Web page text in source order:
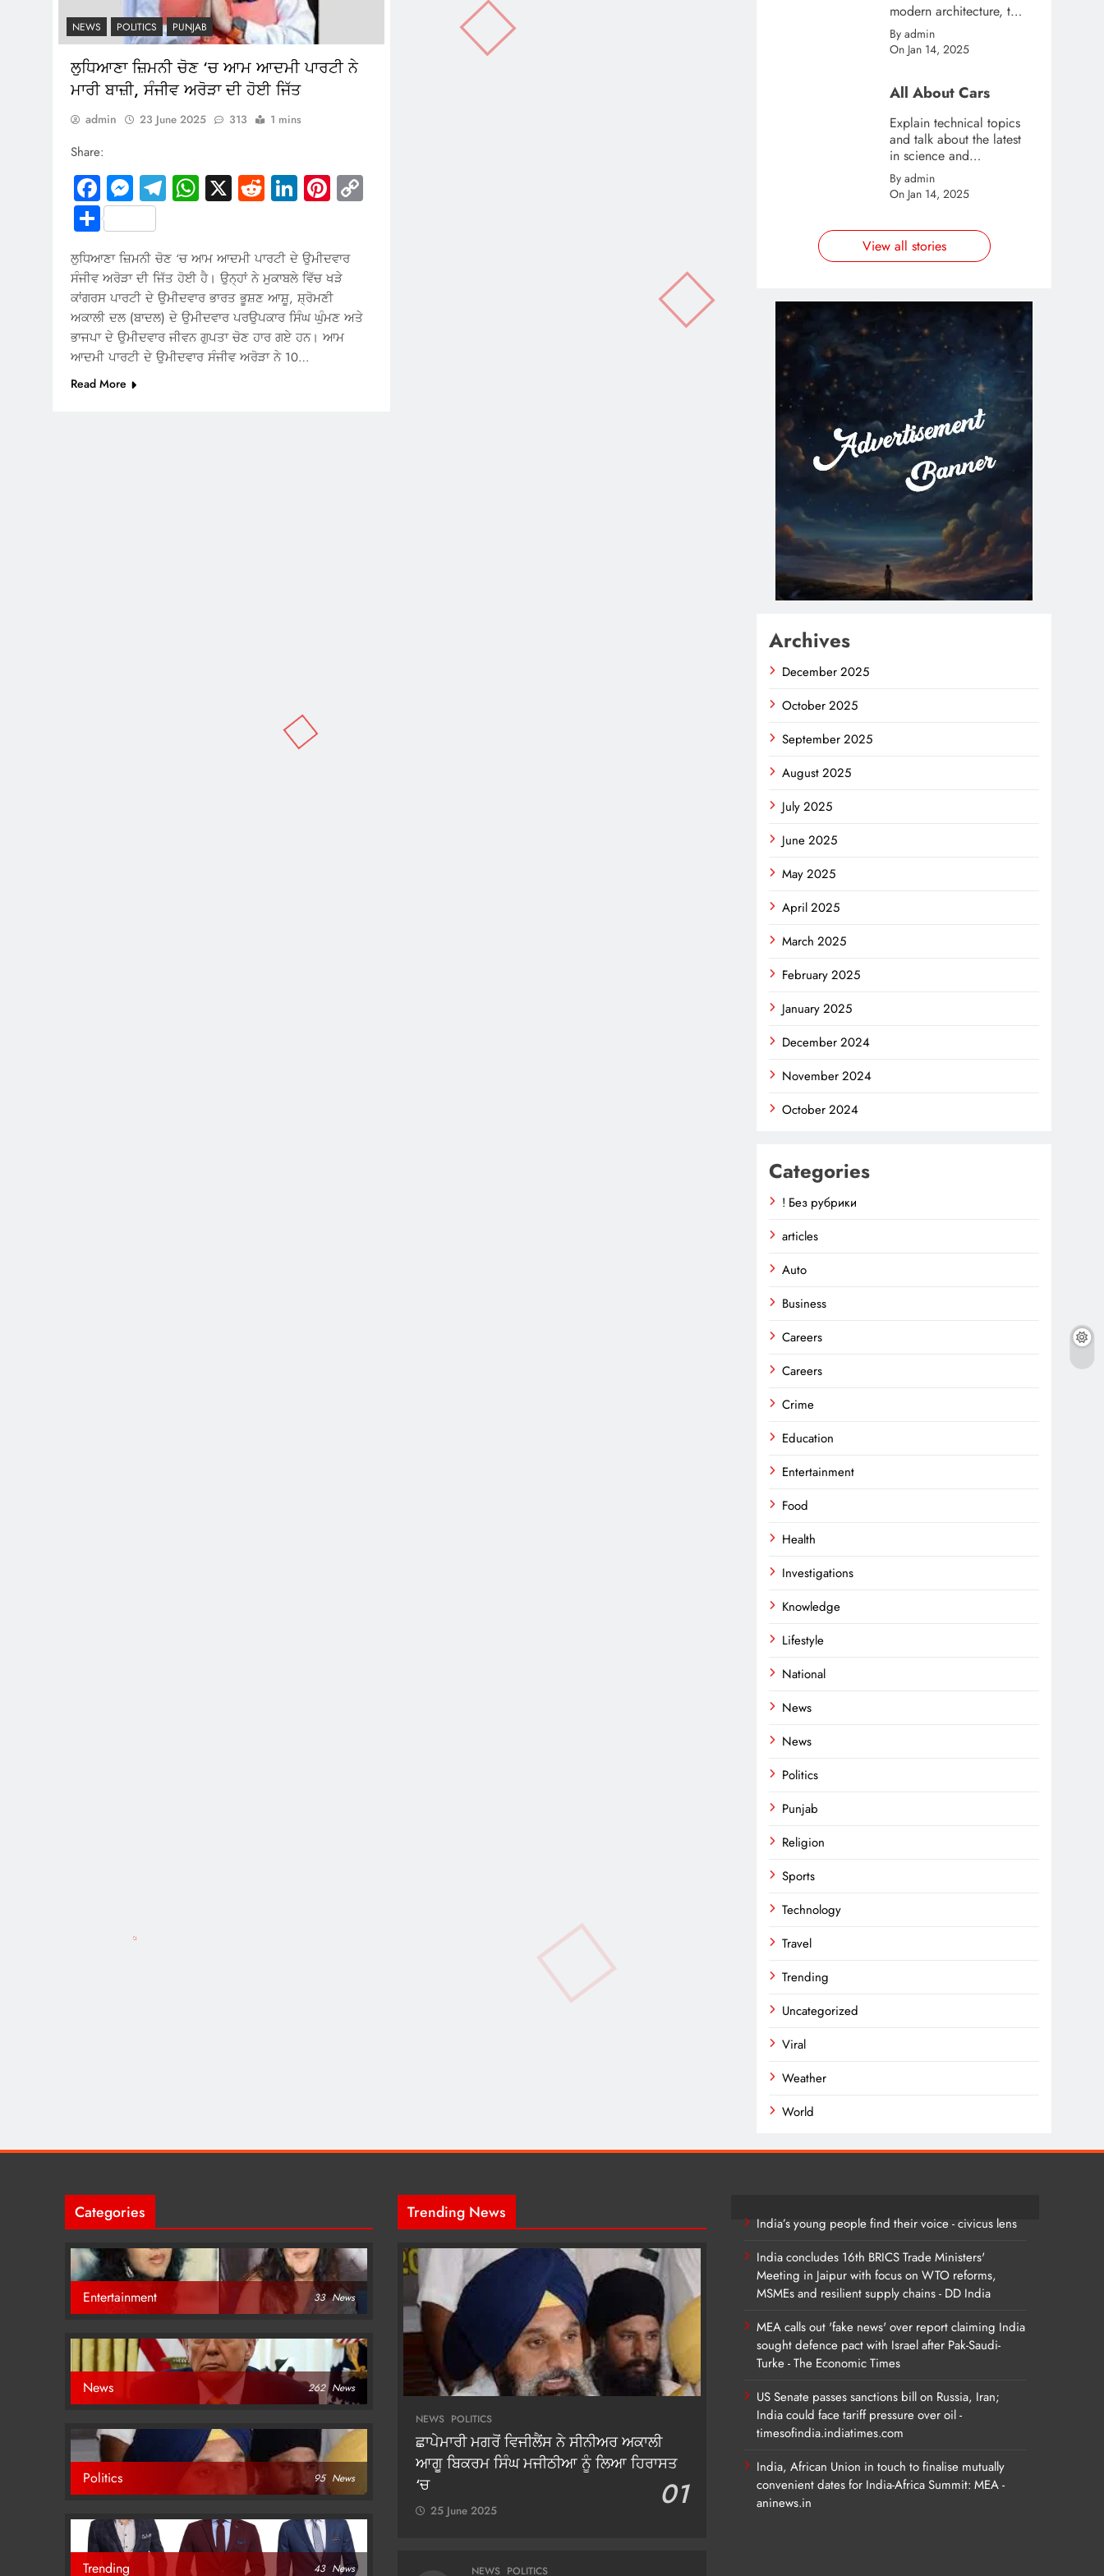
NEWS POLITICS PUNJAB
ਲੁਧਿਆਣਾ ਜ਼ਿਮਨੀ ਚੋਣ ‘ਚ ਆਮ ਆਦਮੀ ਪਾਰਟੀ ਨੇ
ਮਾਰੀ ਬਾਜ਼ੀ, ਸੰਜੀਵ ਅਰੋੜਾ ਦੀ ਹੋਈ ਜਿੱਤ
admin 23 June 2025 313 1 mins
Share:
Facebook
Messenger
Telegram
WhatsApp
X RedditLinkedInPinterest
Share
ਲੁਧਿਆਣਾ ਜ਼ਿਮਨੀ ਚੋਣ ‘ਚ ਆਮ ਆਦਮੀ ਪਾਰਟੀ ਦੇ ਉਮੀਦਵਾਰ
ਸੰਜੀਵ ਅਰੋੜਾ ਦੀ ਜਿੱਤ ਹੋਈ ਹੈ। ਉਨ੍ਹਾਂ ਨੇ ਮੁਕਾਬਲੇ ਵਿੱਚ ਖੜੇ
ਕਾਂਗਰਸ ਪਾਰਟੀ ਦੇ ਉਮੀਦਵਾਰ ਭਾਰਤ ਭੂਸ਼ਣ ਆਸ਼ੂ, ਸ਼੍ਰੋਮਣੀ
ਅਕਾਲੀ ਦਲ (ਬਾਦਲ) ਦੇ ਉਮੀਦਵਾਰ ਪਰਉਪਕਾਰ ਸਿੰਘ ਘੁੰਮਣ ਅਤੇ
ਭਾਜਪਾ ਦੇ ਉਮੀਦਵਾਰ ਜੀਵਨ ਗੁਪਤਾ ਚੋਣ ਹਾਰ ਗਏ ਹਨ। ਆਮ
ਆਦਮੀ ਪਾਰਟੀ ਦੇ ਉਮੀਦਵਾਰ ਸੰਜੀਵ ਅਰੋੜਾ ਨੇ 10…
Read More
modern architecture, this
template is great for
creating stories about
urban and city tourism.
By admin
On Jan 14, 2025
All About Cars
Explain technical topics
and talk about the latest
in science and
technology with this
clean and futuristic
template.
By admin
On Jan 14, 2025
View all stories
Archives
December 2025
October 2025
September 2025
August 2025
July 2025
June 2025
May 2025
April 2025
March 2025
February 2025
January 2025
December 2024
November 2024
October 2024
Categories
! Без рубрики
articles
Auto
Business
Careers
Careers
Crime
Education
Entertainment
Food
Health
Investigations
Knowledge
Lifestyle
National
News
News
Politics
Punjab
Religion
Sports
Technology
Travel
Trending
Uncategorized
Viral
Weather
World
Categories
Entertainment 33 News
News 262 News
Politics 95 News
Trending 43 News
Trending News
NEWS POLITICS
ਛਾਪੇਮਾਰੀ ਮਗਰੋਂ ਵਿਜੀਲੈਂਸ ਨੇ ਸੀਨੀਅਰ ਅਕਾਲੀ
ਆਗੂ ਬਿਕਰਮ ਸਿੰਘ ਮਜੀਠੀਆ ਨੂੰ ਲਿਆ ਹਿਰਾਸਤ
‘ਚ
01
25 June 2025
NEWS POLITICS
India’s young people find their voice - civicus lens
India concludes 16th BRICS Trade Ministers'
Meeting in Jaipur with focus on WTO reforms,
MSMEs and resilient supply chains - DD India
MEA calls out 'fake news' over report claiming India
sought defence pact with Israel after Pak-Saudi-
Turke - The Economic Times
US Senate passes sanctions bill on Russia, Iran;
India could face tariff pressure over oil -
timesofindia.indiatimes.com
India, African Union in touch to finalise mutually
convenient dates for India-Africa Summit: MEA -
aninews.in